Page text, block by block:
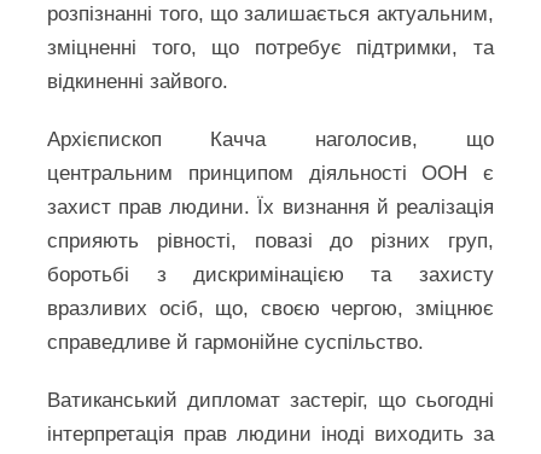
розпізнанні того, що залишається актуальним,
зміцненні того, що потребує підтримки, та
відкиненні зайвого.
Архієпископ Качча наголосив, що
центральним принципом діяльності ООН є
захист прав людини. Їх визнання й реалізація
сприяють рівності, повазі до різних груп,
боротьбі з дискримінацією та захисту
вразливих осіб, що, своєю чергою, зміцнює
справедливе й гармонійне суспільство.
Ватиканський дипломат застеріг, що сьогодні
інтерпретація прав людини іноді виходить за